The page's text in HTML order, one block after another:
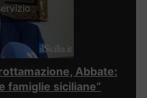
Abbate:
famiglie siciliane”